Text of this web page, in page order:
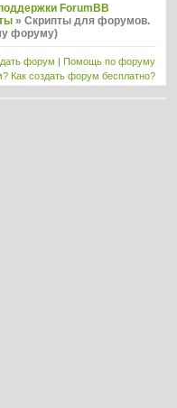
ForumBB
»Скрипты для форумов.
форуму)
форум |Помощь по форуму